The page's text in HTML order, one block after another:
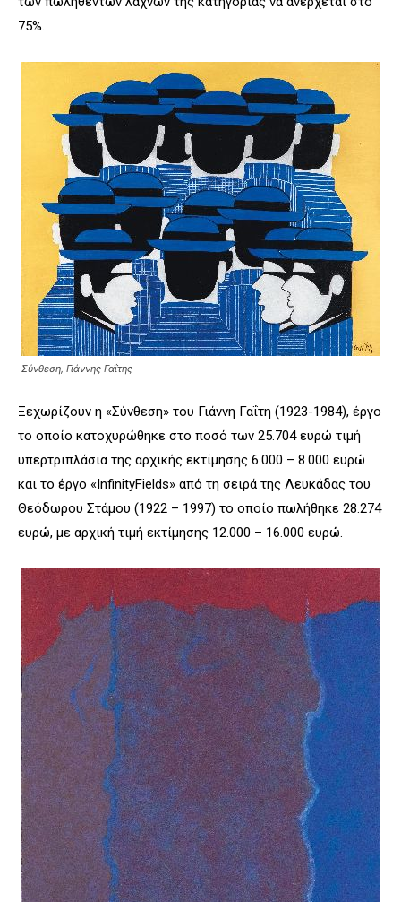
75%.
Σύνθεση, Γιάννης Γαΐτης
Ξεχωρίζουν η «Σύνθεση» του Γιάννη Γαΐτη (1923-1984), έργο
το οποίο κατοχυρώθηκε στο ποσό των 25.704 ευρώ τιμή
υπερτριπλάσια της αρχικής εκτίμησης 6.000 – 8.000 ευρώ
και το έργο «InfinityFields» από τη σειρά της Λευκάδας του
Θεόδωρου Στάμου (1922 – 1997) το οποίο πωλήθηκε 28.274
ευρώ, με αρχική τιμή εκτίμησης 12.000 – 16.000 ευρώ.